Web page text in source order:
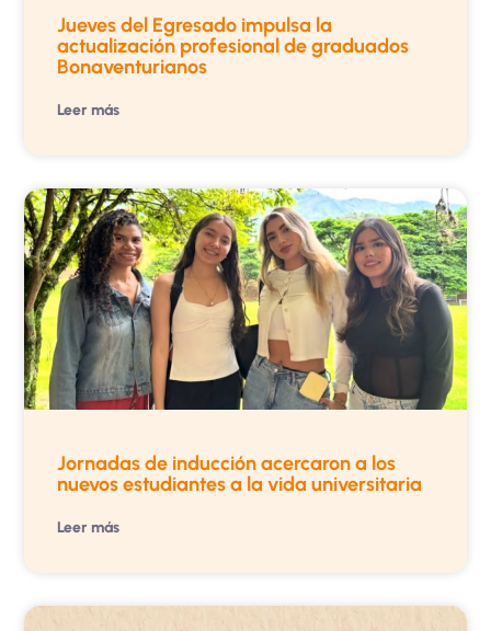
Jueves del Egresado impulsa la
actualización profesional de graduados
Bonaventurianos
Leer más
Jornadas de inducción acercaron a los
nuevos estudiantes a la vida universitaria
Leer más